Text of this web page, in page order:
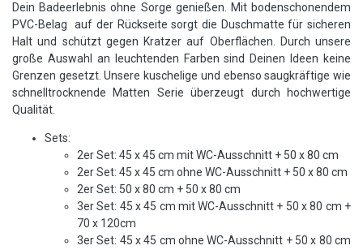
Dein Badeerlebnis ohne Sorge genießen. Mit bodenschonendem
PVC-Belag auf der Rückseite sorgt die Duschmatte für sicheren
Halt und schützt gegen Kratzer auf Oberflächen. Durch unsere
große Auswahl an leuchtenden Farben sind Deinen Ideen keine
Grenzen gesetzt. Unsere kuschelige und ebenso saugkräftige wie
schnelltrocknende Matten Serie überzeugt durch hochwertige
Qualität.
Sets:
2er Set: 45 x 45 cm mit WC-Ausschnitt + 50 x 80 cm
2er Set: 45 x 45 cm ohne WC-Ausschnitt + 50 x 80 cm
2er Set: 50 x 80 cm + 50 x 80 cm
3er Set: 45 x 45 cm mit WC-Ausschnitt + 50 x 80 cm +
70 x 120cm
3er Set: 45 x 45 cm ohne WC-Ausschnitt + 50 x 80 cm